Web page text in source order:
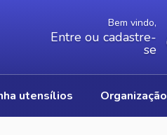
Bem vindo,
Entre ou cadastre-
se
utensílios organização